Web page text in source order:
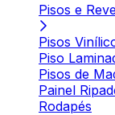
Pisos e
Pisos
Piso
Pisos de
Painel
Rodapés